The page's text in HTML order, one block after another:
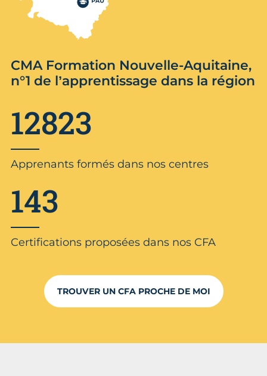
CMA Formation Nouvelle-Aquitaine,
n°1 de l’apprentissage dans la région
12823
Apprenants formés dans nos centres
143
Certifications proposées dans nos CFA
TROUVER UN CFA PROCHE DE MOI